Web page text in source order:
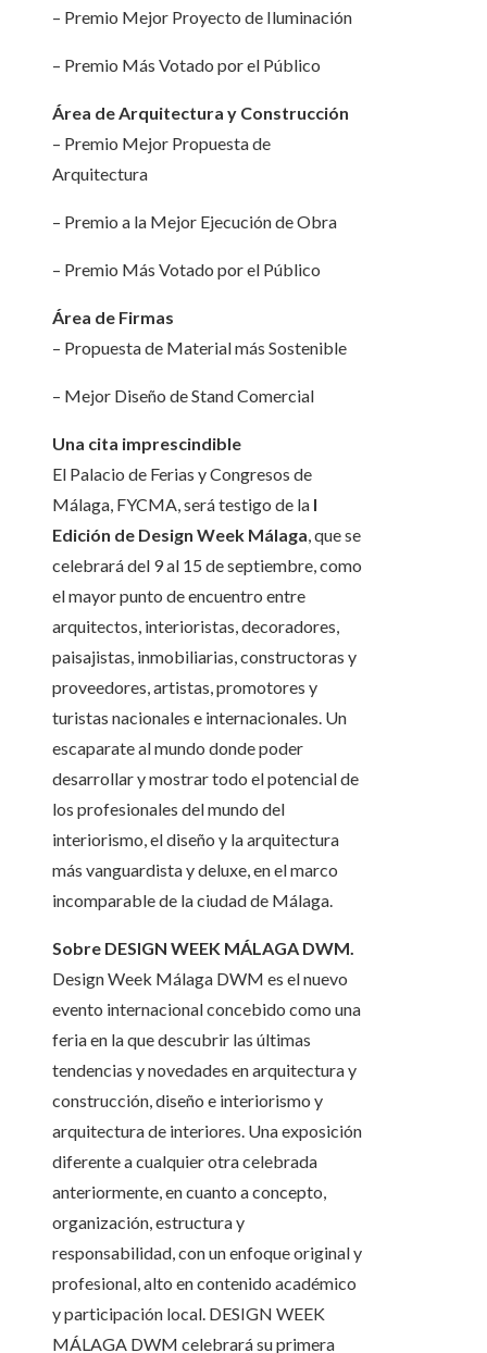
– Premio Mejor Proyecto de Iluminación
– Premio Más Votado por el Público
Área de Arquitectura y Construcción
– Premio Mejor Propuesta de
Arquitectura
– Premio a la Mejor Ejecución de Obra
– Premio Más Votado por el Público
Área de Firmas
– Propuesta de Material más Sostenible
– Mejor Diseño de Stand Comercial
Una cita imprescindible
El Palacio de Ferias y Congresos de
Málaga, FYCMA, será testigo de la I
Edición de Design Week Málaga, que se
celebrará del 9 al 15 de septiembre, como
el mayor punto de encuentro entre
arquitectos, interioristas, decoradores,
paisajistas, inmobiliarias, constructoras y
proveedores, artistas, promotores y
turistas nacionales e internacionales. Un
escaparate al mundo donde poder
desarrollar y mostrar todo el potencial de
los profesionales del mundo del
interiorismo, el diseño y la arquitectura
más vanguardista y deluxe, en el marco
incomparable de la ciudad de Málaga.
Sobre DESIGN WEEK MÁLAGA DWM.
Design Week Málaga DWM es el nuevo
evento internacional concebido como una
feria en la que descubrir las últimas
tendencias y novedades en arquitectura y
construcción, diseño e interiorismo y
arquitectura de interiores. Una exposición
diferente a cualquier otra celebrada
anteriormente, en cuanto a concepto,
organización, estructura y
responsabilidad, con un enfoque original y
profesional, alto en contenido académico
y participación local. DESIGN WEEK
MÁLAGA DWM celebrará su primera